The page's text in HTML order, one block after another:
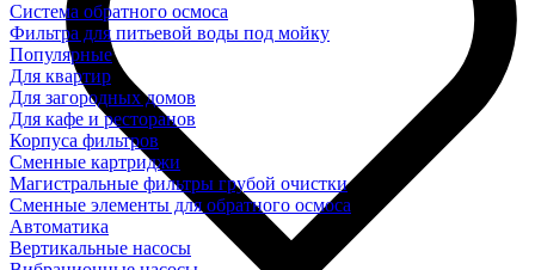
Система обратного осмоса
Фильтра для питьевой воды под мойку
Популярные
Для квартир
Для загородных домов
Для кафе и ресторанов
Корпуса фильтров
Сменные картриджи
Магистральные фильтры грубой очистки
Сменные элементы для обратного осмоса
Автоматика
Вертикальные насосы